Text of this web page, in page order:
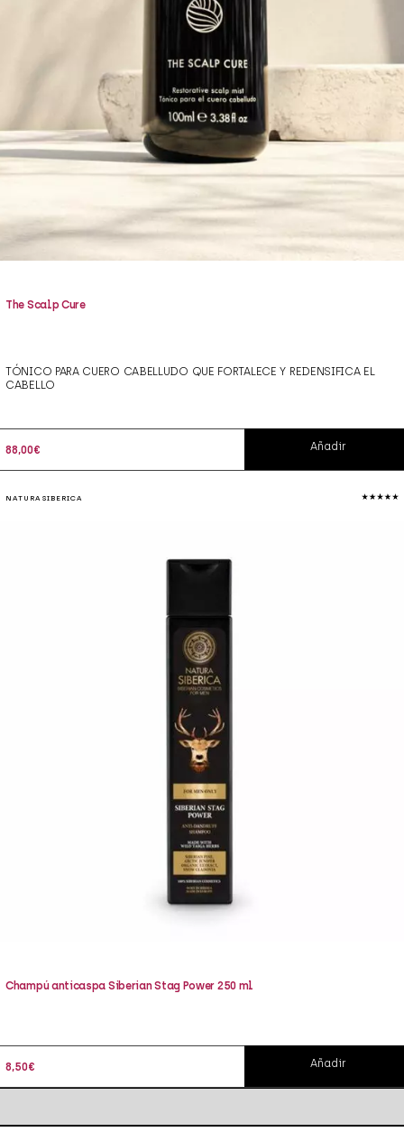
The Scalp Cure
TÓNICO PARA CUERO CABELLUDO QUE FORTALECE Y REDENSIFICA EL
CABELLO
88,00€ Añadir
NATURA SIBERICA
Champú anticaspa Siberian Stag Power 250 ml
8,50€ Añadir